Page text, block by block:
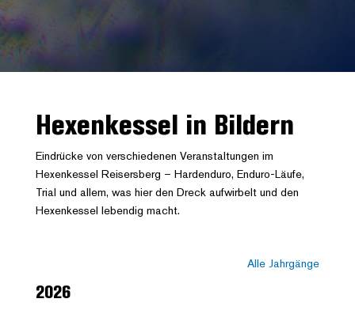
Hexenkessel in Bildern
Eindrücke von verschiedenen Veranstaltungen im
Hexenkessel Reisersberg – Hardenduro, Enduro-Läufe,
Trial und allem, was hier den Dreck aufwirbelt und den
Hexenkessel lebendig macht.
Alle Jahrgänge
2026